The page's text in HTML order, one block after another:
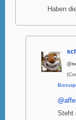
Haben
Steht